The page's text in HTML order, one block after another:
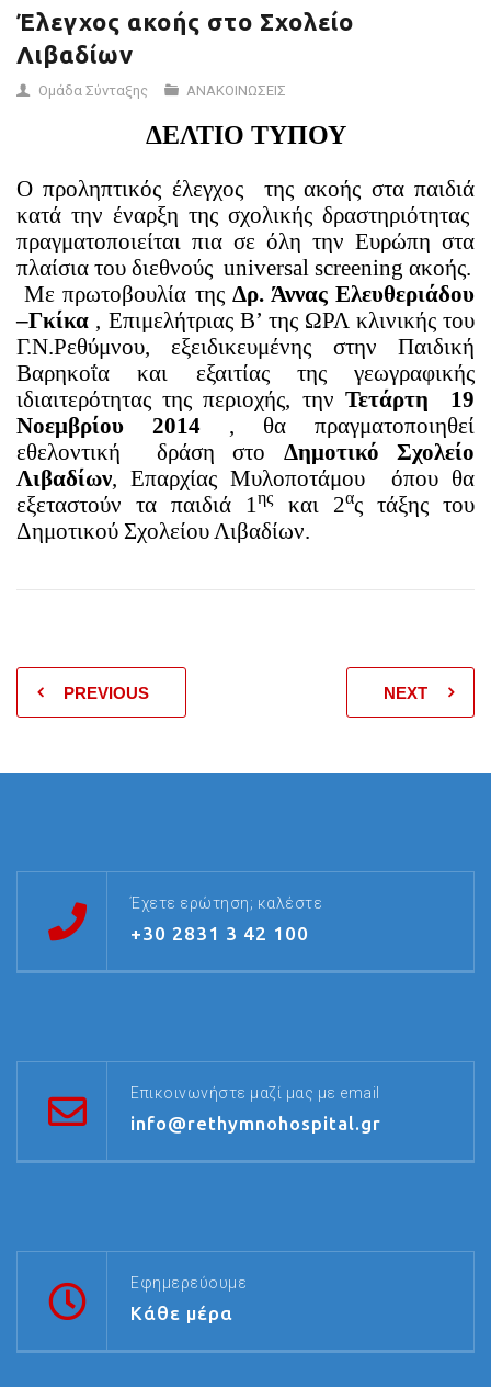
Έλεγχος ακοής στο Σχολείο
Λιβαδίων
Ομάδα Σύνταξης ΑΝΑΚΟΙΝΩΣΕΙΣ
ΔΕΛΤΙΟ ΤΥΠΟΥ
Ο προληπτικός έλεγχος
της ακοής στα παιδιά
κατά την έναρξη της σχολικής δραστηριότητας
πραγματοποιείται πια σε όλη την Ευρώπη στα
πλαίσια του διεθνούς universal screening ακοής.
Με πρωτοβουλία της Δρ. Άννας Ελευθεριάδου
–Γκίκα , Επιμελήτριας Β’ της ΩΡΛ κλινικής του
Γ.Ν.Ρεθύμνου, εξειδικευμένης στην Παιδική
Βαρηκοΐα και εξαιτίας της γεωγραφικής
ιδιαιτερότητας της περιοχής, την Τετάρτη
19
Νοεμβρίου 2014 , θα πραγματοποιηθεί
εθελοντική
δράση στο Δημοτικό Σχολείο
Λιβαδίων, Επαρχίας Μυλοποτάμου
όπου θα
εξεταστούν τα παιδιά 1ηςκαι 2ας τάξης του
Δημοτικού Σχολείου Λιβαδίων.
PREVIOUS NEXT
Έχετε ερώτηση; καλέστε
+30 2831 3 42 100
Επικοινωνήστε μαζί μας με email
info@rethymnohospital.gr
Εφημερεύουμε
Κάθε μέρα